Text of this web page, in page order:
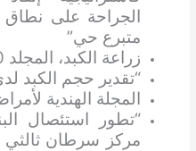
الجراحة على
متبرع حي”
زراعة الكبد، المجلد 0، العدد 0، 2021
“تقدير حجم الكبد
المجلة الهندية
“تطور استئصال
مركز سرطان ثالثي